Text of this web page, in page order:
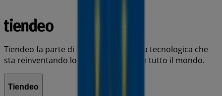
Tiendeo fa parte di Shopfully, l'azienda tecnologica che
sta reinventando lo shopping locale in tutto il mondo.
Tiendeo